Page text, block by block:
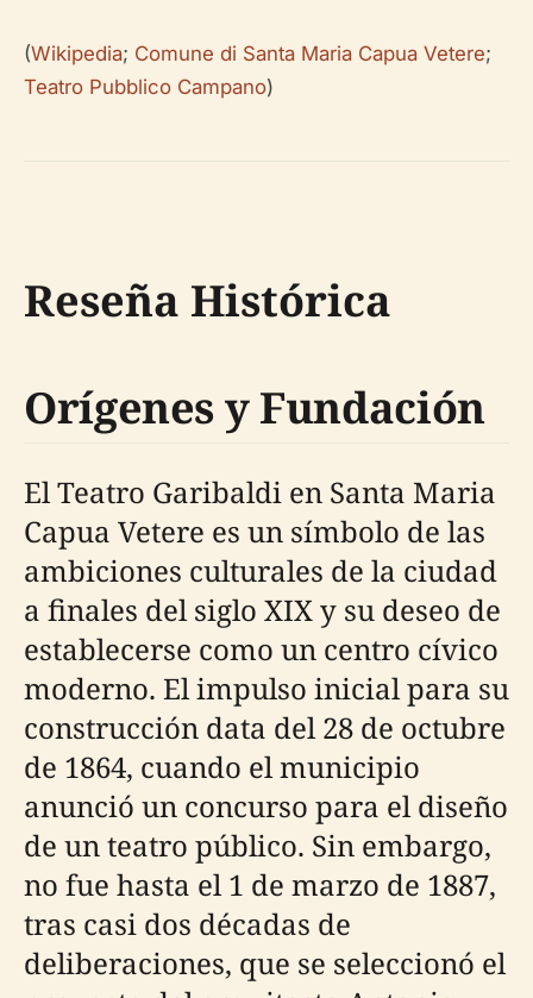
(Wikipedia; Comune di Santa Maria Capua Vetere;
Teatro Pubblico Campano)
Reseña Histórica
Orígenes y Fundación
El Teatro Garibaldi en Santa Maria
Capua Vetere es un símbolo de las
ambiciones culturales de la ciudad
a finales del siglo XIX y su deseo de
establecerse como un centro cívico
moderno. El impulso inicial para su
construcción data del 28 de octubre
de 1864, cuando el municipio
anunció un concurso para el diseño
de un teatro público. Sin embargo,
no fue hasta el 1 de marzo de 1887,
tras casi dos décadas de
deliberaciones, que se seleccionó el